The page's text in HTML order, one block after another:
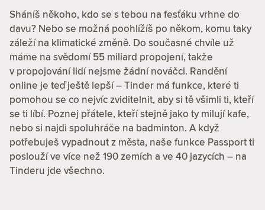
Sháníš někoho, kdo se s tebou na fesťáku vrhne do
davu? Nebo se možná poohlížíš po někom, komu taky
záleží na klimatické změně. Do současné chvíle už
máme na svědomí 55 miliard propojení, takže
v propojování lidí nejsme žádní nováčci. Randění
online je teď ještě lepší – Tinder má funkce, které ti
pomohou se co nejvíc zviditelnit, aby si tě všimli ti, kteří
se ti líbí. Poznej přátele, kteří stejně jako ty milují kafe,
nebo si najdi spoluhráče na badminton. A když
potřebuješ vypadnout z města, naše funkce Passport ti
poslouží ve více než 190 zemích a ve 40 jazycích – na
Tinderu jde všechno.